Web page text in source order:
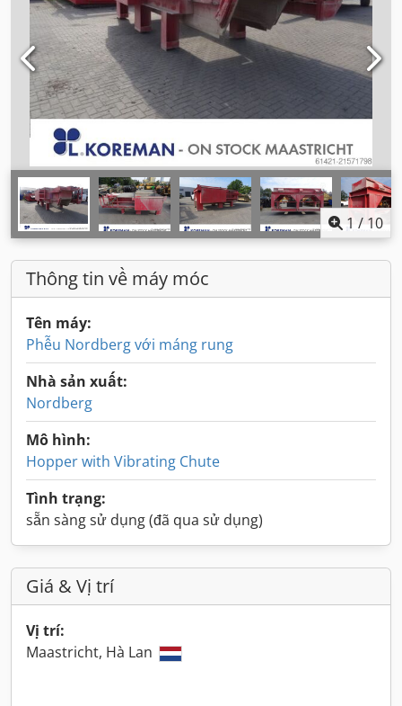
1 /10
Thông tin về máy móc
Tên máy:
Phễu Nordberg với máng rung
Nhà sản xuất:
Nordberg
Mô hình:
Hopper with Vibrating Chute
Tình trạng:
sẵn sàng sử dụng (đã qua sử dụng)
Giá & Vị trí
Vị trí:
Maastricht, Hà Lan